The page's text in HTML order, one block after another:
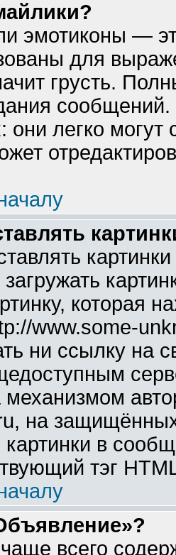
эмотиконы —
для
грусть.
сообщений.
они легко
которая
www.some-
ни ссылку на
механизмом
на
в
тэг
всего